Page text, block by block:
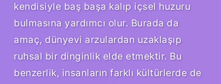
kendisiyle baş başa kalıp içsel huzuru
bulmasına yardımcı olur. Burada da
amaç, dünyevi arzulardan uzaklaşıp
ruhsal bir dinginlik elde etmektir. Bu
benzerlik, insanların farklı kültürlerde de